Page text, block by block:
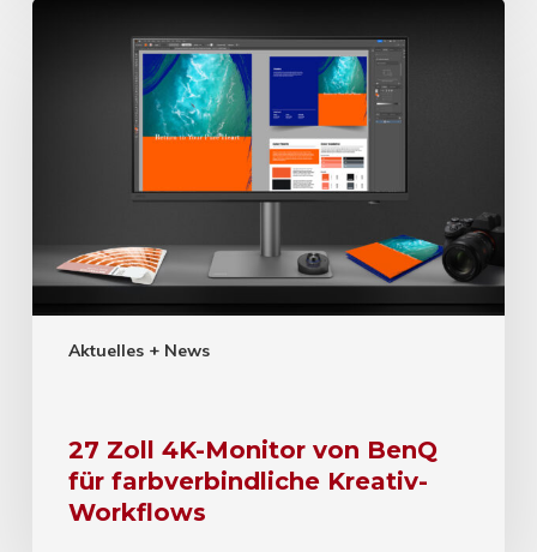
Aktuelles + News
27 Zoll 4K-Monitor von BenQ
für farbverbindliche Kreativ-
Workflows